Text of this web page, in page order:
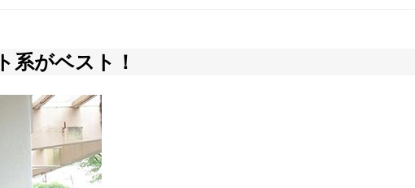
系がベスト！